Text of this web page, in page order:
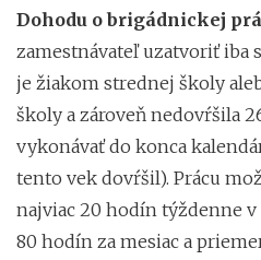
Dohodu o brigádnickej
zamestnávateľ uzatvoriť iba
je žiakom strednej školy
školy a zároveň nedovŕšila
vykonávať do konca
tento vek dovŕšil). Prácu
najviac 20 hodín týždenne
80 hodín za mesiac a